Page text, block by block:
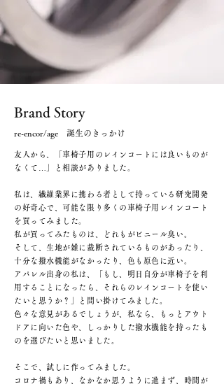
​Brand Story
​re-encor/age 誕生のきっかけ
友人から、「車椅子用のレインコートには良いものが
なくて…」と相談がありました。
私は、繊維業界に携わる者として持っている研究開発
の好奇心で、可能な限り多くの車椅子用レインコート
を買ってみました。
私が買ってみたものは、どれもがビニール臭い。
そして、生地が雑に裁断されているものがあったり、
十分な撥水機能がなかったり、色も原色に近い。
アパレル出身の私は、「もし、明日自分が車椅子を利
用することになったら、それらのレインコートを使い
たいと思うか？」と問い掛けてみました。
色々な意見があるでしょうが、私なら、もっとアウト
ドアに向いた色や、しっかりした撥水機能を持ったも
のを選びたいと思いました。
そこで、試しに作ってみました。
コロナ禍もあり、なかなか思うように進まず、時間が